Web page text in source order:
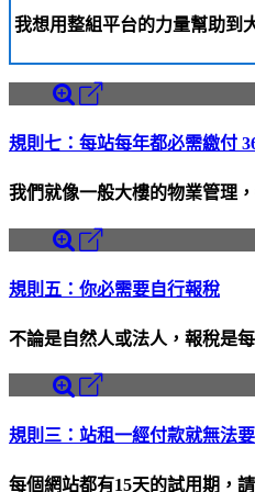
我想用整組平台的力量幫助到
規則七：每站每年都必需繳付
我們就像一般大樓的物業管理
規則五：你必需要自行報稅
不論是自然人或法人，報稅是
規則三：站租一經付款就無法
每個網站都有15天的試用期，